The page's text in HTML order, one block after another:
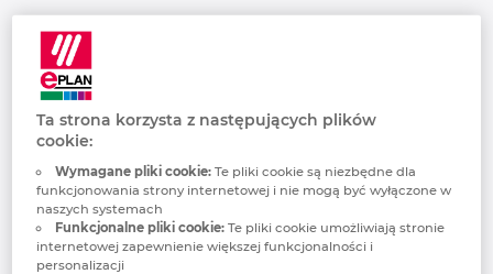
Aby wyświetlić ten film, musisz włączyć
funkcjonalne pliki cookie.
Irlandia
Izrael
Japonia
Kanada
Kolumbia
Ta strona korzysta z następujących plików
cookie:
Wymagane pliki cookie:Te pliki cookie są niezbędne dla
funkcjonowania strony internetowej i nie mogą być wyłączone w
naszych systemach
Funkcjonalne pliki cookie:Te pliki cookie umożliwiają stronie
internetowej zapewnienie większej funkcjonalności i
personalizacji